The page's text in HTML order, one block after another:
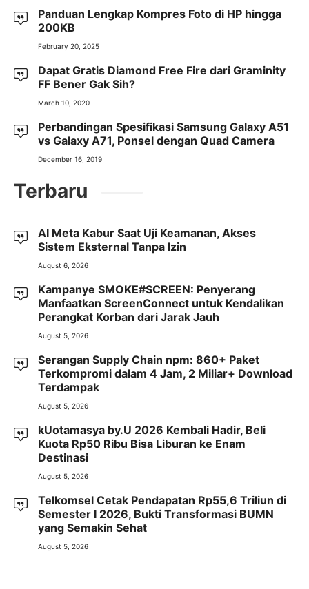
Panduan Lengkap Kompres Foto di HP hingga
200KB
February 20, 2025
Dapat Gratis Diamond Free Fire dari Graminity
FF Bener Gak Sih?
March 10, 2020
Perbandingan Spesifikasi Samsung Galaxy A51
vs Galaxy A71, Ponsel dengan Quad Camera
December 16, 2019
Terbaru
AI Meta Kabur Saat Uji Keamanan, Akses
Sistem Eksternal Tanpa Izin
August 6, 2026
Kampanye SMOKE#SCREEN: Penyerang
Manfaatkan ScreenConnect untuk Kendalikan
Perangkat Korban dari Jarak Jauh
August 5, 2026
Serangan Supply Chain npm: 860+ Paket
Terkompromi dalam 4 Jam, 2 Miliar+ Download
Terdampak
August 5, 2026
kUotamasya by.U 2026 Kembali Hadir, Beli
Kuota Rp50 Ribu Bisa Liburan ke Enam
Destinasi
August 5, 2026
Telkomsel Cetak Pendapatan Rp55,6 Triliun di
Semester I 2026, Bukti Transformasi BUMN
yang Semakin Sehat
August 5, 2026